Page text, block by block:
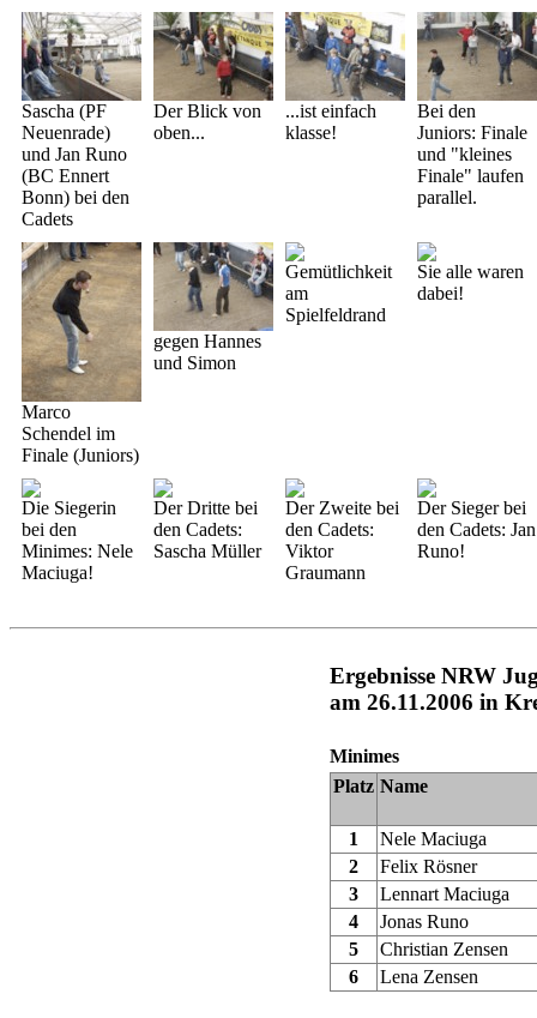
Sascha (PF
Neuenrade)
und Jan Runo
(BC Ennert
Bonn) bei den
Cadets
Der Blick von
oben...
...ist einfach
klasse!
Bei den
Juniors: Finale
und "kleines
Finale" laufen
parallel.
Marco
Schendel im
Finale (Juniors)
gegen Hannes
und Simon
Gemütlichkeit
am
Spielfeldrand
Sie alle waren
dabei!
Die Siegerin
bei den
Minimes: Nele
Maciuga!
Der Dritte bei
den Cadets:
Sascha Müller
Der Zweite bei
den Cadets:
Viktor
Graumann
Der Sieger bei
den Cadets: Jan
Runo!
Ergebnisse NRW
am 26.11.2006 in
Minimes
Platz Name
1
Nele Maciuga
2
Felix Rösner
3
Lennart Maciuga
4
Jonas Runo
5
Christian Zensen
6
Lena Zensen